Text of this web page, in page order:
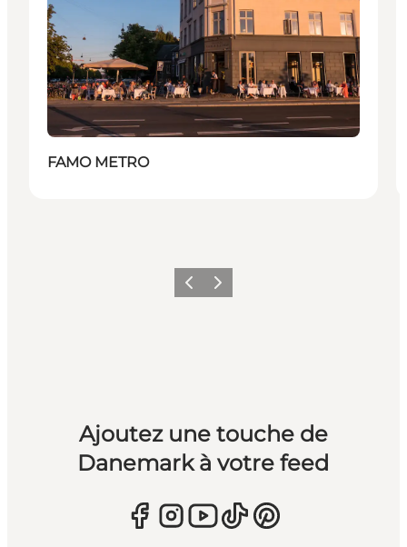
FAMO METRO
PrécédentSuivant
Ajoutez une touche de
Danemark à votre feed